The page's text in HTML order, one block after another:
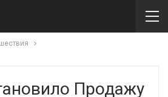
Продажу